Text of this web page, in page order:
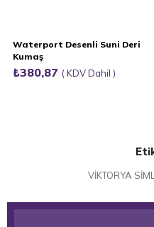
Waterport Desenli Suni Deri
Kumaş
₺380,87 KDV Dahil
VİKTORYA